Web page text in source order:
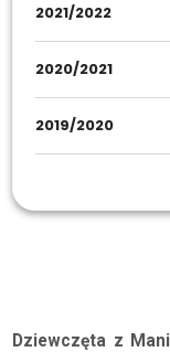
2021/2022
2020/2021
2019/2020
Dziewczęta z